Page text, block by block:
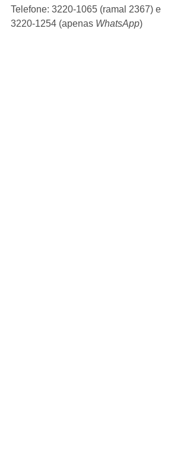
Telefone: 3220-1065 (ramal 2367) e
3220-1254 (apenas WhatsApp)